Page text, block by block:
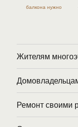
балкона нужно
Жителям
Ремонт своими